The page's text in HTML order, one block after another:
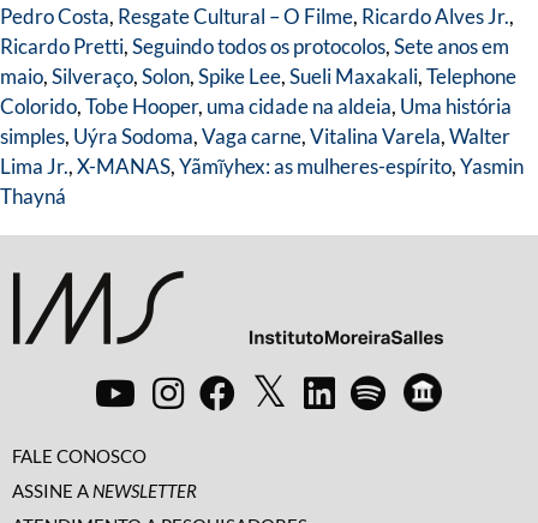
Pedro Costa, Resgate Cultural – O Filme, Ricardo Alves Jr.,
Ricardo Pretti,Seguindo todos os protocolos,Sete anos em
maio,Silveraço,Solon,Spike Lee,Sueli Maxakali,Telephone
Colorido,Tobe Hooper, uma cidade na aldeia, Uma história
simples, Uýra Sodoma,Vaga carne,Vitalina Varela,Walter
Lima Jr.,X-MANAS,Yãmĩyhex: as mulheres-espírito,Yasmin
Thayná
FALE CONOSCO
ASSINE A NEWSLETTER